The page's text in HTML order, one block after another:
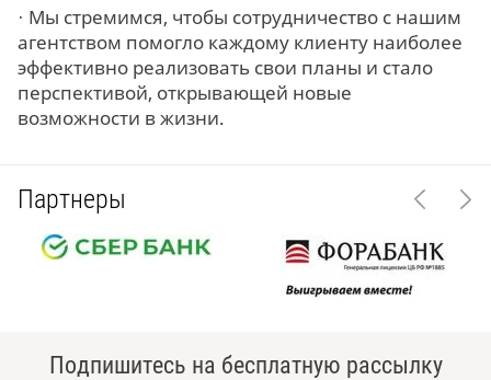
· Мы стремимся, чтобы сотрудничество с нашим
агентством помогло каждому клиенту наиболее
эффективно реализовать свои планы и стало
перспективой, открывающей новые
возможности в жизни.
Партнеры
Подпишитесь на бесплатную рассылку